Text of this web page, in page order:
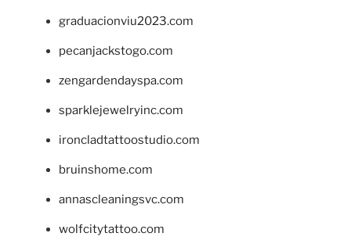
graduacionviu2023.com
pecanjackstogo.com
zengardendayspa.com
sparklejewelryinc.com
ironcladtattoostudio.com
bruinshome.com
annascleaningsvc.com
wolfcitytattoo.com